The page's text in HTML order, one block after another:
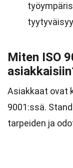
Miten ISO
Asiakkaat ovat
9001:ssä.
tarpeiden ja